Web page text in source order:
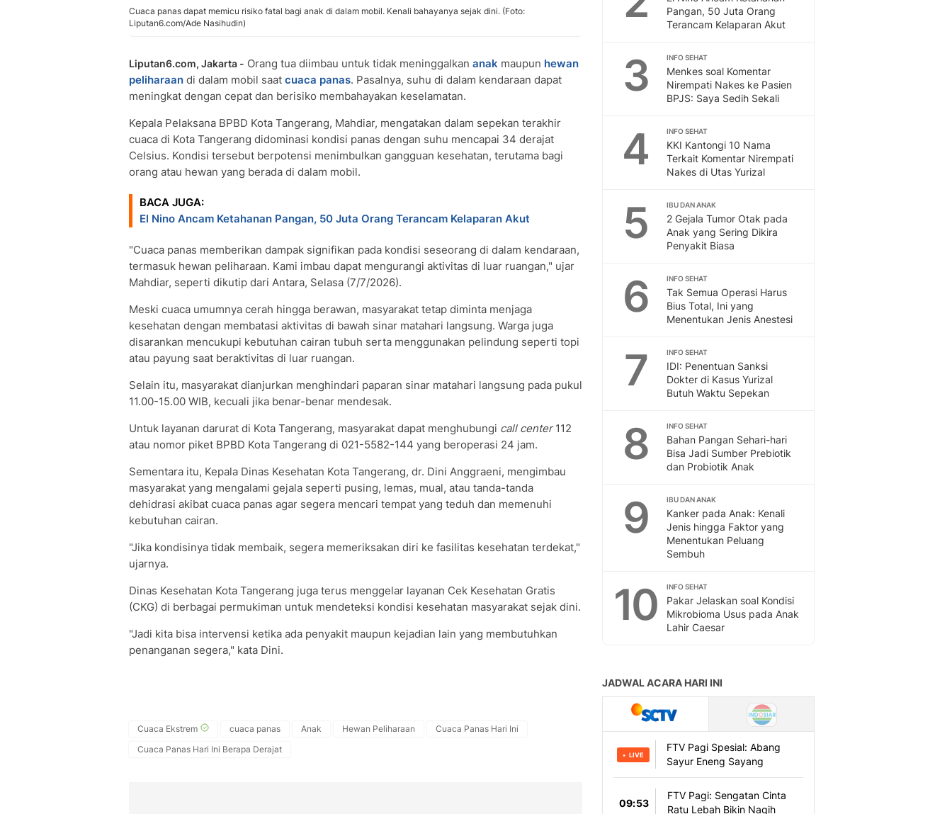
Cuaca panas dapat memicu risiko fatal bagi anak di dalam mobil. Kenali bahayanya sejak dini. (Foto:
Liputan6.com/Ade Nasihudin)
Liputan6.com, Jakarta - Orang tua diimbau untuk tidak meninggalkan anak maupun hewan
peliharaan di dalam mobil saat cuaca panas. Pasalnya, suhu di dalam kendaraan dapat
meningkat dengan cepat dan berisiko membahayakan keselamatan.
Kepala Pelaksana BPBD Kota Tangerang, Mahdiar, mengatakan dalam sepekan terakhir
cuaca di Kota Tangerang didominasi kondisi panas dengan suhu mencapai 34 derajat
Celsius. Kondisi tersebut berpotensi menimbulkan gangguan kesehatan, terutama bagi
orang atau hewan yang berada di dalam mobil.
BACA JUGA:
El Nino Ancam Ketahanan Pangan, 50 Juta Orang Terancam Kelaparan Akut
"Cuaca panas memberikan dampak signifikan pada kondisi seseorang di dalam kendaraan,
termasuk hewan peliharaan. Kami imbau dapat mengurangi aktivitas di luar ruangan," ujar
Mahdiar, seperti dikutip dari Antara, Selasa (7/7/2026).
Meski cuaca umumnya cerah hingga berawan, masyarakat tetap diminta menjaga
kesehatan dengan membatasi aktivitas di bawah sinar matahari langsung. Warga juga
disarankan mencukupi kebutuhan cairan tubuh serta menggunakan pelindung seperti topi
atau payung saat beraktivitas di luar ruangan.
Selain itu, masyarakat dianjurkan menghindari paparan sinar matahari langsung pada pukul
11.00-15.00 WIB, kecuali jika benar-benar mendesak.
Untuk layanan darurat di Kota Tangerang, masyarakat dapat menghubungi call center112
atau nomor piket BPBD Kota Tangerang di 021-5582-144 yang beroperasi 24 jam.
Sementara itu, Kepala Dinas Kesehatan Kota Tangerang, dr. Dini Anggraeni, mengimbau
masyarakat yang mengalami gejala seperti pusing, lemas, mual, atau tanda-tanda
dehidrasi akibat cuaca panas agar segera mencari tempat yang teduh dan memenuhi
kebutuhan cairan.
"Jika kondisinya tidak membaik, segera memeriksakan diri ke fasilitas kesehatan terdekat,"
ujarnya.
Dinas Kesehatan Kota Tangerang juga terus menggelar layanan Cek Kesehatan Gratis
(CKG) di berbagai permukiman untuk mendeteksi kondisi kesehatan masyarakat sejak dini.
"Jadi kita bisa intervensi ketika ada penyakit maupun kejadian lain yang membutuhkan
penanganan segera," kata Dini.
Cuaca Ekstrem cuaca panas Anak Hewan Peliharaan
Cuaca Panas Hari Ini
Cuaca Panas Hari Ini Berapa Derajat
Pangan, 50 Juta Orang
Terancam Kelaparan Akut
3 INFO SEHAT
Menkes soal Komentar
Nirempati Nakes ke Pasien
BPJS: Saya Sedih Sekali
4 INFO SEHAT
KKI Kantongi 10 Nama
Terkait Komentar Nirempati
Nakes di Utas Yurizal
5 IBU DAN ANAK
2 Gejala Tumor Otak pada
Anak yang Sering Dikira
Penyakit Biasa
6 INFO SEHAT
Tak Semua Operasi Harus
Bius Total, Ini yang
Menentukan Jenis Anestesi
7 INFO SEHAT
IDI: Penentuan Sanksi
Dokter di Kasus Yurizal
Butuh Waktu Sepekan
8 INFO SEHAT
Bahan Pangan Sehari-hari
Bisa Jadi Sumber Prebiotik
dan Probiotik Anak
9 IBU DAN ANAK
Kanker pada Anak: Kenali
Jenis hingga Faktor yang
Menentukan Peluang
Sembuh
10 INFO SEHAT
Pakar Jelaskan soal Kondisi
Mikrobioma Usus pada Anak
Lahir Caesar